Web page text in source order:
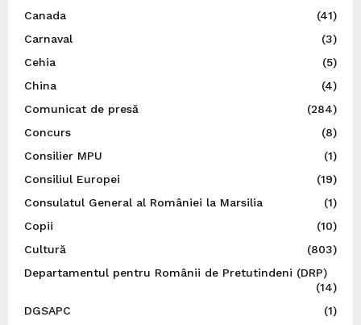
Canada
(41)
Carnaval
(3)
Cehia
(5)
China
(4)
Comunicat de presă
(284)
Concurs
(8)
Consilier MPU
(1)
Consiliul Europei
(19)
Consulatul General al României la Marsilia
(1)
Copii
(10)
Cultură
(803)
Departamentul pentru Românii de Pretutindeni (DRP)
(14)
DGSAPC
(1)